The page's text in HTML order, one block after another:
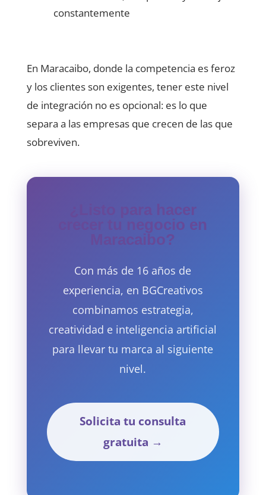
constantemente
En Maracaibo, donde la competencia es feroz
y los clientes son exigentes, tener este nivel
de integración no es opcional: es lo que
separa a las empresas que crecen de las que
sobreviven.
¿Listo para hacer
crecer tu negocio en
Maracaibo?
Con más de 16 años de
experiencia, en BGCreativos
combinamos estrategia,
creatividad e inteligencia artificial
para llevar tu marca al siguiente
nivel.
Solicita tu consulta
gratuita →